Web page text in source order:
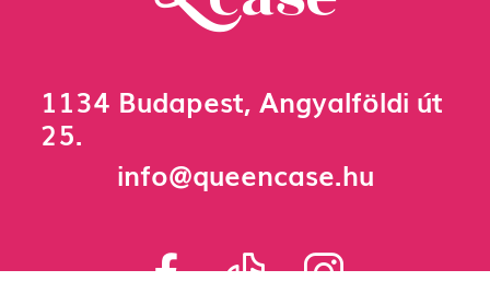
1134 Budapest, Angyalföldi út
25.
info@queencase.hu